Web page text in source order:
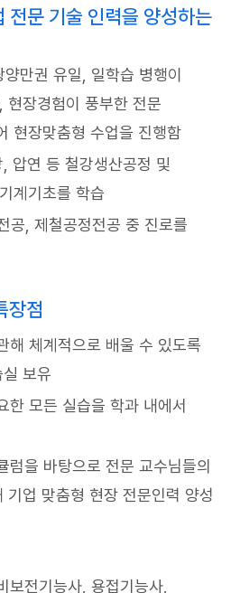
전문 기술 인력을 양성하는
만권 유일, 일학습 병행이
현장경험이 풍부한 전문
현장맞춤형 수업을 진행함
압연 등 철강생산공정 및
계기초를 학습
공, 제철공정전공 중 진로를
장점
해 체계적으로 배울 수 있도록
보유
한 모든 실습을 학과 내에서
럼을 바탕으로 전문 교수님들의
기업 맞춤형 현장 전문인력 양성
보전기능사, 용접기능사,